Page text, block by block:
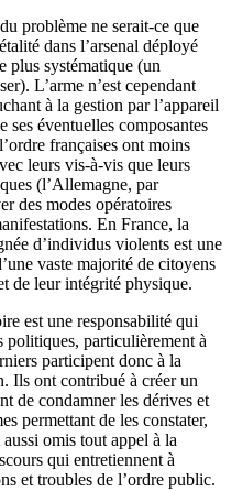
problème ne serait-ce que
dans l’arsenal déployé
plus systématique (un
L’arme n’est cependant
à la gestion par l’appareil
ses éventuelles composantes
françaises ont moins
leurs vis-à-vis que leurs
(l’Allemagne, par
des modes opératoires
En France, la
d’individus violents est une
vaste majorité de citoyens
de leur intégrité physique.
est une responsabilité qui
politiques, particulièrement à
participent donc à la
Ils ont contribué à créer un
de condamner les dérives et
permettant de les constater,
omis tout appel à la
qui entretiennent à
et troubles de l’ordre public.